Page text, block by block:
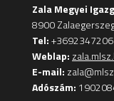
Zala Megyei
8900
Tel:+3692347206
Weblap:
E-mail:
Adószám: